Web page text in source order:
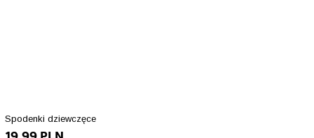
Spodenki dziewczęce